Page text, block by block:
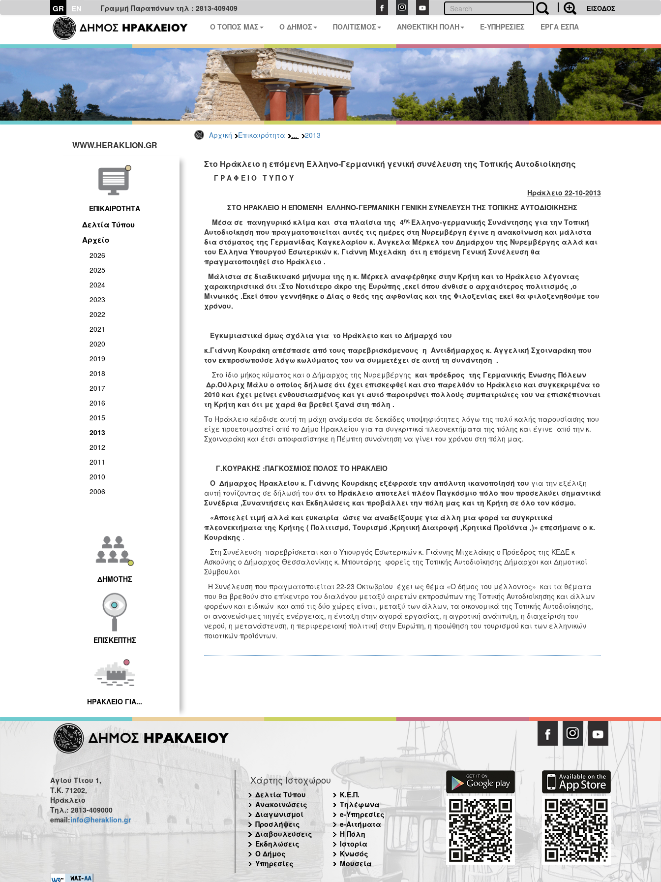
GR EN Γραμμή Παραπόνων τηλ : 2813-409409 ΕΙΣΟΔΟΣ
Ο ΤΟΠΟΣ ΜΑΣ Ο ΔΗΜΟΣ ΠΟΛΙΤΙΣΜΟΣ ΑΝΘΕΚΤΙΚΗ ΠΟΛΗ E-ΥΠΗΡΕΣΙΕΣ ΕΡΓΑ ΕΣΠΑ
Αρχική Επικαιρότητα ... 2013
WWW.HERAKLION.GR
ΕΠΙΚΑΙΡΟΤΗΤΑ
Δελτία Τύπου
Αρχείο
2026
2025
2024
2023
2022
2021
2020
2019
2018
2017
2016
2015
2013
2012
2011
2010
2006
ΔΗΜΟΤΗΣ
ΕΠΙΣΚΕΠΤΗΣ
ΗΡΑΚΛΕΙΟ ΓΙΑ...
Στο Ηράκλειο η επόμενη Ελληνο-Γερμανική γενική συνέλευση της Τοπικής Αυτοδιοίκησης
Γ Ρ Α Φ Ε Ι Ο Τ Υ Π Ο Υ
Ηράκλειο 22-10-2013
ΣΤΟ ΗΡΑΚΛΕΙΟ Η ΕΠΟΜΕΝΗ ΕΛΛΗΝΟ-ΓΕΡΜΑΝΙΚΗ ΓΕΝΙΚΗ ΣΥΝΕΛΕΥΣΗ ΤΗΣ ΤΟΠΙΚΗΣ ΑΥΤΟΔΙΟΙΚΗΣΗΣ
Μέσα σε πανηγυρικό κλίμα και στα πλαίσια της 4ης Ελληνο-γερμανικής Συνάντησης για την Τοπική
Αυτοδιοίκηση που πραγματοποιείται αυτές τις ημέρες στη Νυρεμβέργη έγινε η ανακοίνωση και μάλιστα
δια στόματος της Γερμανίδας Καγκελαρίου κ. Ανγκελα Μέρκελ του Δημάρχου της Νυρεμβέργης αλλά και
του Έλληνα Υπουργού Εσωτερικών κ. Γιάννη Μιχελάκη ότι η επόμενη Γενική Συνέλευση θα
πραγματοποιηθεί στο Ηράκλειο .
Μάλιστα σε διαδικτυακό μήνυμα της η κ. Μέρκελ αναφέρθηκε στην Κρήτη και το Ηράκλειο λέγοντας
χαρακτηριστικά ότι :Στο Νοτιότερο άκρο της Ευρώπης ,εκεί όπου άνθισε ο αρχαιότερος πολιτισμός ,ο
Μινωικός .Εκεί όπου γεννήθηκε ο Δίας ο θεός της αφθονίας και της Φιλοξενίας εκεί θα φιλοξενηθούμε του
χρόνου.
Εγκωμιαστικά όμως σχόλια για το Ηράκλειο και το Δήμαρχό του
κ.Γιάννη Κουράκη απέσπασε από τους παρεβρισκόμενους η Αντιδήμαρχος κ. Αγγελική Σχοιναράκη που
τον εκπροσωπούσε λόγω κωλύματος του να συμμετέχει σε αυτή τη συνάντηση .
Στο ίδιο μήκος κύματος και ο Δήμαρχος της Νυρεμβέργης και πρόεδρος της Γερμανικής Ένωσης Πόλεων
Δρ.Ούλριχ Μάλυ ο οποίος δήλωσε ότι έχει επισκεφθεί και στο παρελθόν το Ηράκλειο και συγκεκριμένα το
2010 και έχει μείνει ενθουσιασμένος και γι αυτό παροτρύνει πολλούς συμπατριώτες του να επισκέπτονται
τη Κρήτη και ότι με χαρά θα βρεθεί ξανά στη πόλη .
Το Ηράκλειο κέρδισε αυτή τη μάχη ανάμεσα σε δεκάδες υποψηφιότητες λόγω της πολύ καλής παρουσίασης που
είχε προετοιμαστεί από το Δήμο Ηρακλείου για τα συγκριτικά πλεονεκτήματα της πόλης και έγινε από την κ.
Σχοιναράκη και έτσι αποφασίστηκε η Πέμπτη συνάντηση να γίνει του χρόνου στη πόλη μας.
Γ.ΚΟΥΡΑΚΗΣ :ΠΑΓΚΟΣΜΙΟΣ ΠΟΛΟΣ ΤΟ ΗΡΑΚΛΕΙΟ
Ο Δήμαρχος Ηρακλείου κ. Γιάννης Κουράκης εξέφρασε την απόλυτη ικανοποίησή του για την εξέλιξη
αυτή τονίζοντας σε δήλωσή του ότι το Ηράκλειο αποτελεί πλέον Παγκόσμιο πόλο που προσελκύει σημαντικά
Συνέδρια ,Συναντήσεις και Εκδηλώσεις και προβάλλει την πόλη μας και τη Κρήτη σε όλο τον κόσμο.
«Αποτελεί τιμή αλλά και ευκαιρία ώστε να αναδείξουμε για άλλη μια φορά τα συγκριτικά
πλεονεκτήματα της Κρήτης ( Πολιτισμό, Τουρισμό ,Κρητική Διατροφή ,Κρητικά Προϊόντα ,)» επεσήμανε ο κ.
Κουράκης .
Στη Συνέλευση παρεβρίσκεται και ο Υπουργός Εσωτερικών κ. Γιάννης Μιχελάκης ο Πρόεδρος της ΚΕΔΕ κ
Ασκούνης ο Δήμαρχος Θεσσαλονίκης κ. Μπουτάρης φορείς της Τοπικής Αυτοδιοίκησης Δήμαρχοι και Δημοτικοί
Σύμβουλοι
Η Συνέλευση που πραγματοποιείται 22-23 Οκτωβρίου έχει ως θέμα «Ο δήμος του μέλλοντος» και τα θέματα
που θα βρεθούν στο επίκεντρο του διαλόγου μεταξύ αιρετών εκπροσώπων της Τοπικής Αυτοδιοίκησης και άλλων
φορέων και ειδικών και από τις δύο χώρες είναι, μεταξύ των άλλων, τα οικονομικά της Τοπικής Αυτοδιοίκησης,
οι ανανεώσιμες πηγές ενέργειας, η ένταξη στην αγορά εργασίας, η αγροτική ανάπτυξη, η διαχείριση του
νερού, η μετανάστευση, η περιφερειακή πολιτική στην Ευρώπη, η προώθηση του τουρισμού και των ελληνικών
ποιοτικών προϊόντων.
Αγίου Τίτου 1,
Τ.Κ. 71202,
Ηράκλειο
Τηλ.: 2813-409000
email:info@heraklion.gr
Χάρτης Ιστοχώρου
Δελτία Τύπου
Ανακοινώσεις
Διαγωνισμοί
Προσλήψεις
Διαβουλεύσεις
Εκδηλώσεις
Ο Δήμος
Υπηρεσίες
Κ.Ε.Π.
Τηλέφωνα
e-Υπηρεσίες
e-Αιτήματα
Η Πόλη
Ιστορία
Κνωσός
Μουσεία